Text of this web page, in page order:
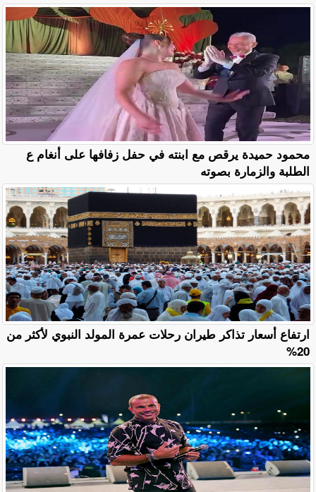
محمود حميدة يرقص مع ابنته في حفل زفافها على أنغام ع
الطلبة والزمارة بصوته
ارتفاع أسعار تذاكر طيران رحلات عمرة المولد النبوي لأكثر من
20%